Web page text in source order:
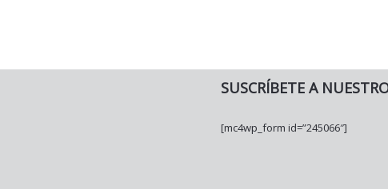
SUSCRÍBETE A
[mc4wp_form id=”245066″]